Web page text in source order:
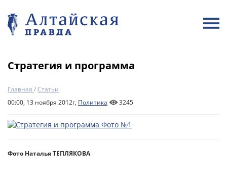
Стратегия и программа
Главная /Статьи
00:00, 13 ноября 2012г, Политика 3245
Фото Наталья ТЕПЛЯКОВА